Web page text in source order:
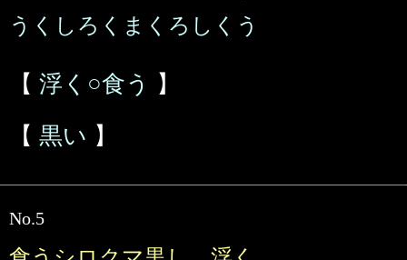
うくしろくまくろしくう
【 浮く○食う
】
【 黒い 】
No.5